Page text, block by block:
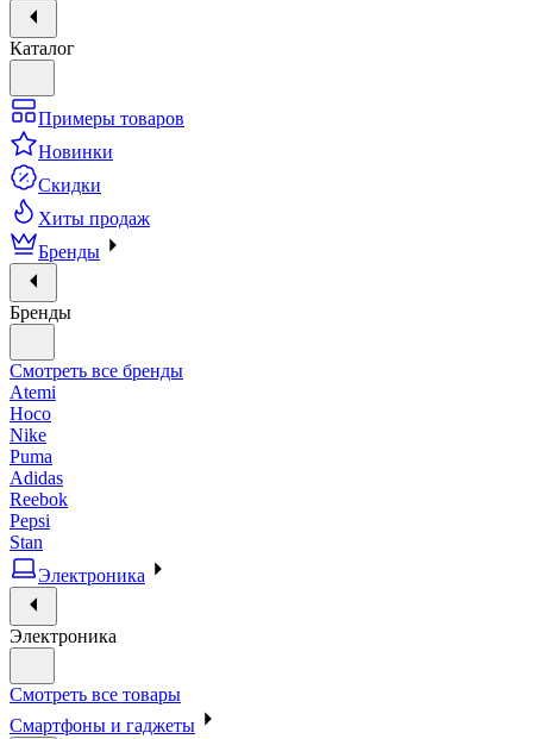
Каталог
Примеры товаров
Новинки
Скидки
Хиты продаж
Бренды
Бренды
Смотреть все бренды
Atemi
Hoco
Nike
Puma
Adidas
Reebok
Pepsi
Stan
Электроника
Электроника
Смотреть все товары
Смартфоны и гаджеты